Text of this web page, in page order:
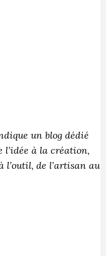
un blog dédié
à la création,
de l’artisan au